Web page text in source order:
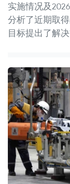
实施情况及
分析了近期取
目标提出了解决